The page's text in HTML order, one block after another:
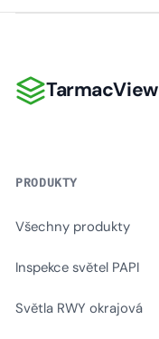
TarmacView
TarmacView
PRODUKTY
Všechny produkty
Inspekce světel PAPI
Světla RWY okrajová